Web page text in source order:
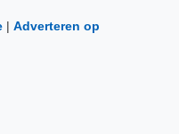
| Adverteren op